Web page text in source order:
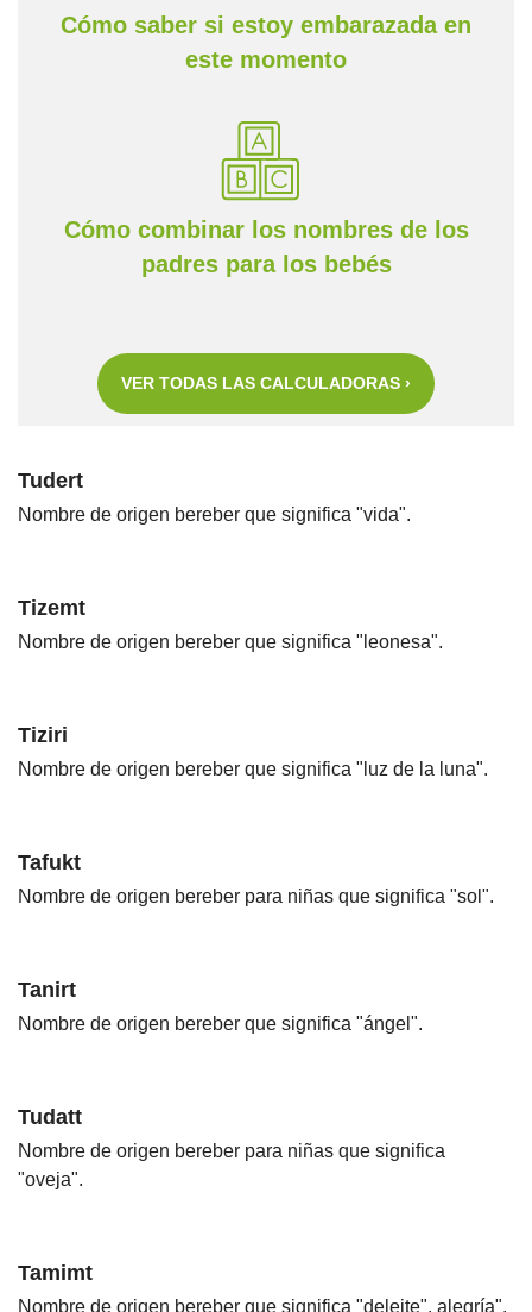
Cómo saber si estoy embarazada en
este momento
Cómo combinar los nombres de los
padres para los bebés
VER TODAS LAS CALCULADORAS ›
Tudert
Nombre de origen bereber que significa "vida".
Tizemt
Nombre de origen bereber que significa "leonesa".
Tiziri
Nombre de origen bereber que significa "luz de la luna".
Tafukt
Nombre de origen bereber para niñas que significa "sol".
Tanirt
Nombre de origen bereber que significa "ángel".
Tudatt
Nombre de origen bereber para niñas que significa
"oveja".
Tamimt
Nombre de origen bereber que significa "deleite", alegría".